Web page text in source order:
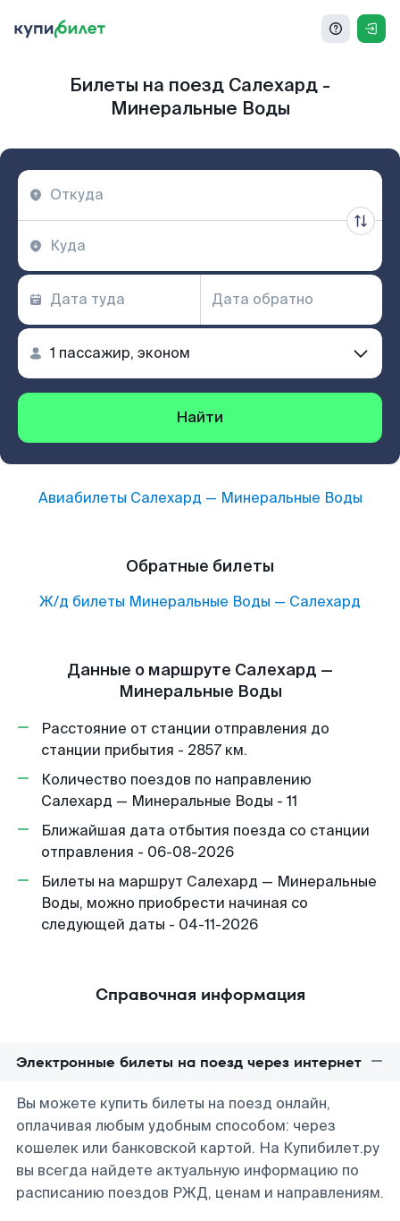
Билеты на поезд Салехард -
Минеральные Воды
Найти
Авиабилеты Салехард — Минеральные Воды
Обратные билеты
Ж/д билеты Минеральные Воды — Салехард
Данные о маршруте Салехард —
Минеральные Воды
Расстояние от станции отправления до
станции прибытия - 2857 км.
Количество поездов по направлению
Салехард — Минеральные Воды - 11
Ближайшая дата отбытия поезда со станции
отправления - 06-08-2026
Билеты на маршрут Салехард — Минеральные
Воды, можно приобрести начиная со
следующей даты - 04-11-2026
Справочная информация
Электронные билеты на поезд через интернет
Вы можете купить билеты на поезд онлайн,
оплачивая любым удобным способом: через
кошелек или банковской картой. На Купибилет.ру
вы всегда найдете актуальную информацию по
расписанию поездов РЖД, ценам и направлениям.